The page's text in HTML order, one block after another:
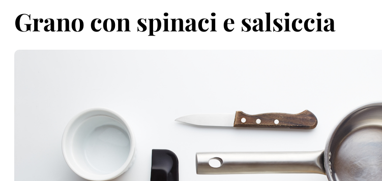
Grano con spinaci e salsiccia